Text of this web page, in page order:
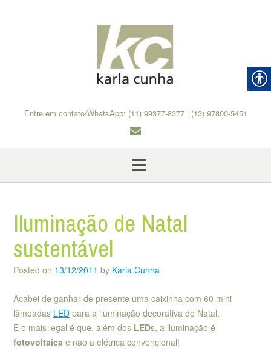
Entre em contato/WhatsApp: (11) 99377-8377 | (13) 97800-5451
Iluminação de Natal
sustentável
Posted on 13/12/2011 by Karla Cunha
Acabei de ganhar de presente uma caixinha com 60 mini
lâmpadas LED para a iluminação decorativa de Natal.
E o mais legal é que, além dos LEDs, a iluminação é
fotovoltaica e não a elétrica convencional!